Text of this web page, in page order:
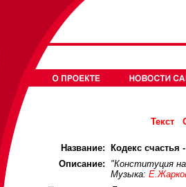
Текст
Название:
Кодекс счастья
Описание:
"Конституция
Музыка: